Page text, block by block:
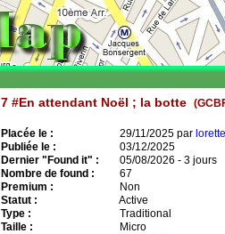
7 #En attendant Noël ; la botte
Placée le : 29/11/2025 par
Publiée le :
03/12/2025
Dernier "Found it" :
05/08/2026 - 3 jours
Nombre de found :
67
Premium :
Non
Statut :
Active
Type :
Traditional
Taille :
Micro